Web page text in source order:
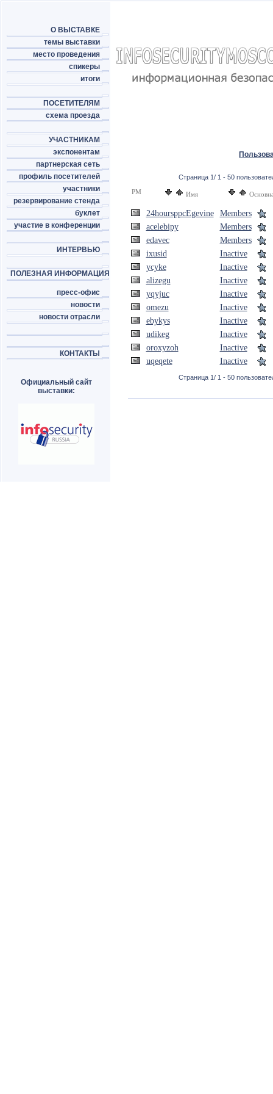
О ВЫСТАВКЕ
темы выставки
место проведения
спикеры
итоги
ПОСЕТИТЕЛЯМ
схема проезда
УЧАСТНИКАМ
экспонентам
партнерская сеть
профиль посетителей
участники
резервирование стенда
буклет
участие в конференции
ИНТЕРВЬЮ
ПОЛЕЗНАЯ ИНФОРМАЦИЯ
пресс-офис
новости
новости отрасли
КОНТАКТЫ
Официальный сайт
выставки:
Страница 1/ 1 - 50
PM
Имя
24hoursppcEgevine
Members
acelebipy
Members
edavec
Members
ixusid
Inactive
ycyke
Inactive
alizegu
Inactive
yqyjuc
Inactive
omezu
Inactive
ebykys
Inactive
udikeg
Inactive
oroxyzoh
Inactive
uqeqete
Inactive
Страница 1/ 1 - 50